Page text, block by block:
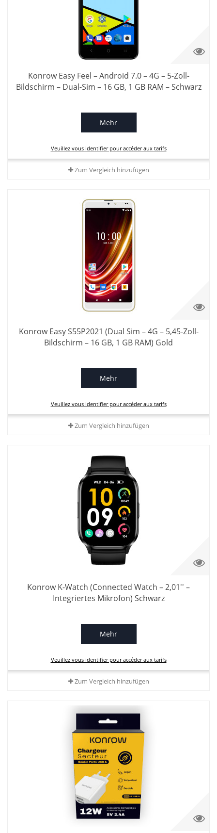
Konrow Easy Feel – Android 7.0 – 4G – 5-Zoll-
Bildschirm – Dual-Sim – 16 GB, 1 GB RAM – Schwarz
Mehr
Veuillez vous identifier pour accéder aux tarifs
Zum Vergleich hinzufügen
Konrow Easy S55P2021 (Dual Sim – 4G – 5,45-Zoll-
Bildschirm – 16 GB, 1 GB RAM) Gold
Mehr
Veuillez vous identifier pour accéder aux tarifs
Zum Vergleich hinzufügen
Konrow K-Watch (Connected Watch – 2,01'' –
Integriertes Mikrofon) Schwarz
Mehr
Veuillez vous identifier pour accéder aux tarifs
Zum Vergleich hinzufügen